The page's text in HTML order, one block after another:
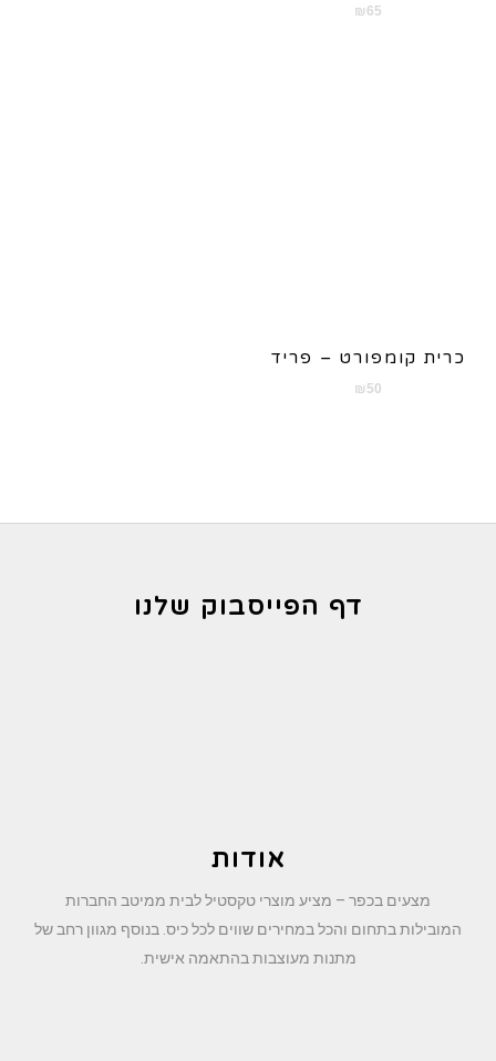
₪ 65
כרית קומפורט – פריד
₪ 50
דף הפייסבוק שלנו
אודות
מצעים בכפר – מציע מוצרי טקסטיל לבית ממיטב החברות
המובילות בתחום והכל במחירים שווים לכל כיס. בנוסף מגוון רחב של
מתנות מעוצבות בהתאמה אישית.